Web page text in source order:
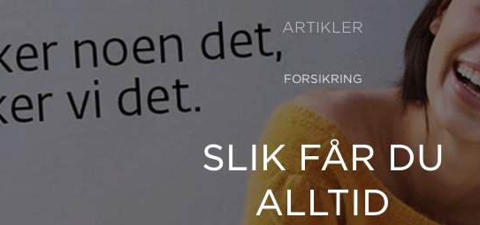
ARTIKLER
FORSIKRING
SLIK FÅR DU
ALLTID